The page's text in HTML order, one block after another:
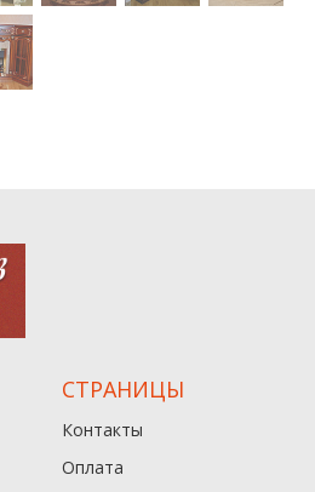
СТРАНИЦЫ
Контакты
Оплата